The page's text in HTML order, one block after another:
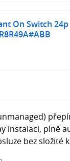
On Switch 24p
instalaci, plně
bez složité